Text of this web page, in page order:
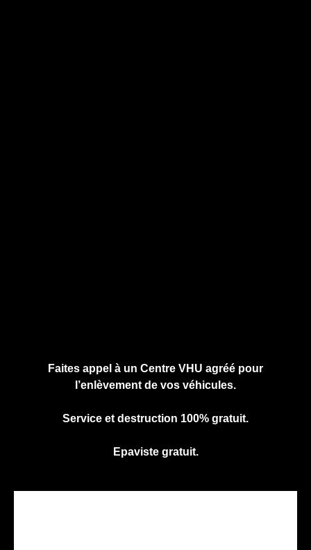
Faites appel à un Centre VHU agréé pour
l’enlèvement de vos véhicules.
Service et destruction 100% gratuit.
Epaviste gratuit.